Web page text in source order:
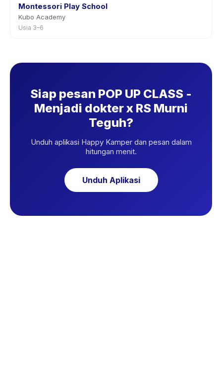
Montessori Play School
Kubo Academy
Usia 3–6
Siap pesan POP UP CLASS -
Menjadi dokter x RS Murni
Teguh?
Unduh aplikasi Happy Kamper dan pesan dalam
hitungan menit.
Unduh Aplikasi